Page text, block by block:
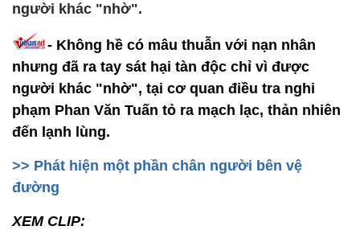
người khác "nhờ".
- Không hề có mâu thuẫn với nạn nhân
nhưng đã ra tay sát hại tàn độc chỉ vì được
người khác "nhờ", tại cơ quan điều tra nghi
phạm Phan Văn Tuấn tỏ ra mạch lạc, thản nhiên
đến lạnh lùng.
>> Phát hiện một phần chân người bên vệ
đường
XEM CLIP: